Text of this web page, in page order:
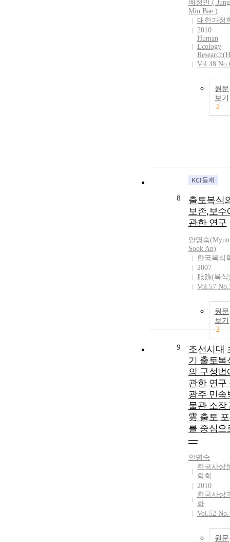
배정민 ( Jung
Min Bae )
대한가정
2010
Human
Ecology
Vol.48
원문
보기
2
8
출토복식
보존,보수
관한 연구
안명숙
Sook An)
한국복식
2007
服飾(복식
Vol.57
원문
보기
2
9
조선시대
기 출토복
의 구성법
관한 연
광주 민속
물관 소장
雲 출토
를 중심으
―
안명숙
한국사상
학회
2010
한국사상
화
Vol.52
원문